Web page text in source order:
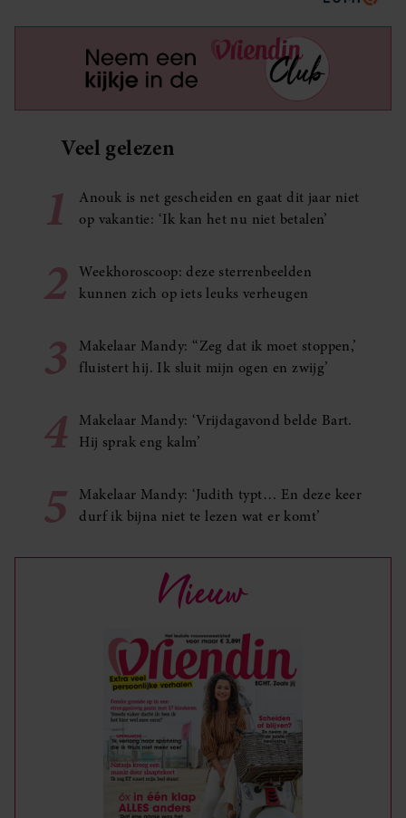
Veel gelezen
1
Anouk is net gescheiden en gaat dit jaar niet
op vakantie: ‘Ik kan het nu niet betalen’
2
Weekhoroscoop: deze sterrenbeelden
kunnen zich op iets leuks verheugen
3
Makelaar Mandy: ‘‘Zeg dat ik moet stoppen,’
fluistert hij. Ik sluit mijn ogen en zwijg’
4
Makelaar Mandy: ‘Vrijdagavond belde Bart.
Hij sprak eng kalm’
5
Makelaar Mandy: ‘Judith typt… En deze keer
durf ik bijna niet te lezen wat er komt’
Nieuw